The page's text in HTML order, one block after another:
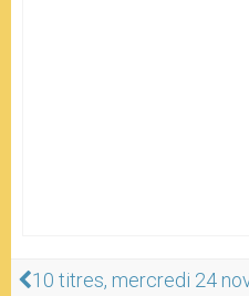
10 titres, mercredi 24